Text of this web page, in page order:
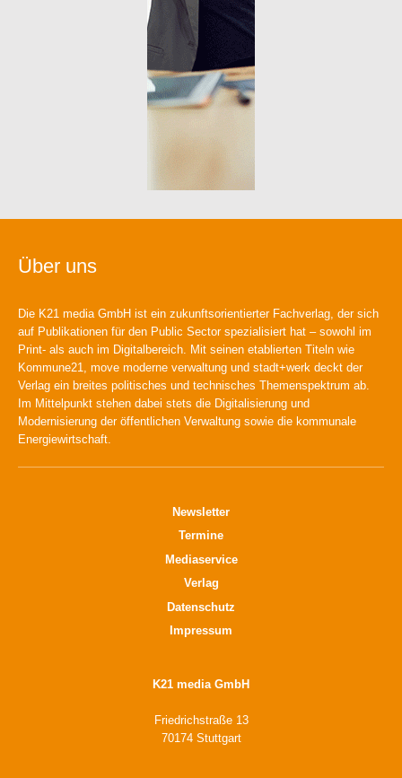
Über uns
Die K21 media GmbH ist ein zukunftsorientierter Fachverlag, der sich
auf Publikationen für den Public Sector spezialisiert hat – sowohl im
Print- als auch im Digitalbereich. Mit seinen etablierten Titeln wie
Kommune21, move moderne verwaltung und stadt+werk deckt der
Verlag ein breites politisches und technisches Themenspektrum ab.
Im Mittelpunkt stehen dabei stets die Digitalisierung und
Modernisierung der öffentlichen Verwaltung sowie die kommunale
Energiewirtschaft.
Newsletter
Termine
Mediaservice
Verlag
Datenschutz
Impressum
K21 media GmbH
Friedrichstraße 13
70174 Stuttgart